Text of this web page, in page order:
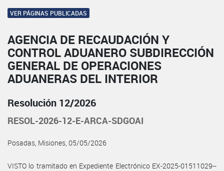
VER PÁGINAS PUBLICADAS
AGENCIA DE RECAUDACIÓN Y
CONTROL ADUANERO SUBDIRECCIÓN
GENERAL DE OPERACIONES
ADUANERAS DEL INTERIOR
Resolución 12/2026
RESOL-2026-12-E-ARCA-SDGOAI
Posadas, Misiones, 05/05/2026
VISTO lo tramitado en Expediente Electrónico EX-2025-01511029--